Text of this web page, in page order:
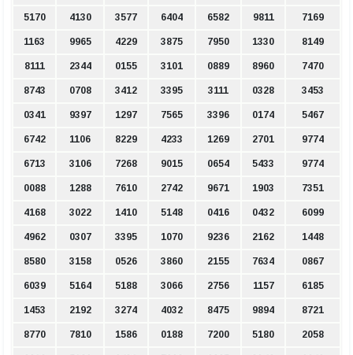
5170 4130 3577 6404 6582 9811 7169
1163 9965 4229 3875 7950 1330 8149
8111 2344 0155 3101 0889 8960 7470
8743 0708 3412 3395 3111 0328 3453
0341 9397 1297 7565 3396 0174 5467
6742 1106 8229 4233 1269 2701 9774
6713 3106 7268 9015 0654 5433 9774
0088 1288 7610 2742 9671 1903 7351
4168 3022 1410 5148 0416 0432 6099
4962 0307 3395 1070 9236 2162 1448
8580 3158 0526 3860 2155 7634 0867
6039 5164 5188 3066 2756 1157 6185
1453 2192 3274 4032 8475 9894 8721
8770 7810 1586 0188 7200 5180 2058